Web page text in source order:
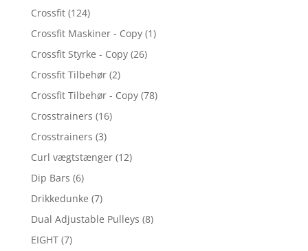
Crossfit (124)
Crossfit Maskiner - Copy (1)
Crossfit Styrke - Copy (26)
Crossfit Tilbehør (2)
Crossfit Tilbehør - Copy (78)
Crosstrainers (16)
Crosstrainers (3)
Curl vægtstænger (12)
Dip Bars (6)
Drikkedunke (7)
Dual Adjustable Pulleys (8)
EIGHT (7)